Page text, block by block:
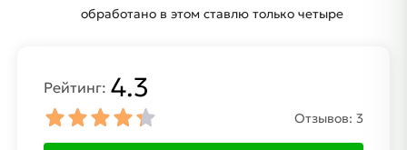
обработано в этом ставлю только четыре
Рейтинг: 4.3
Отзывов: 3